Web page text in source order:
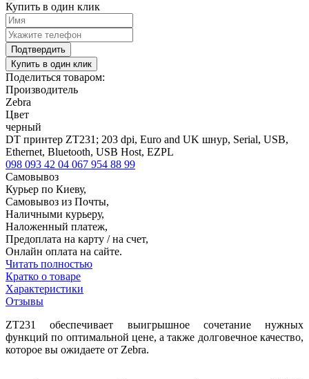
Купить в один клик
Подтвердить
Купить в один клик
Поделиться товаром:
Производитель
Zebra
Цвет
черный
DT принтер ZT231; 203 dpi, Euro and UK шнур, Serial, USB,
Ethernet, Bluetooth, USB Host, EZPL
098 093 42 04 067 954 88 99
Самовывоз
Курьер по Киеву,
Самовывоз из Почты,
Наличными курьеру,
Наложенный платеж,
Предоплата на карту / на счет,
Онлайн оплата на сайте.
Читать полностью
Кратко о товаре
Характеристики
Отзывы
ZT231 обеспечивает выигрышное сочетание нужных
функций по оптимальной цене, а также долговечное качество,
которое вы ожидаете от Zebra.